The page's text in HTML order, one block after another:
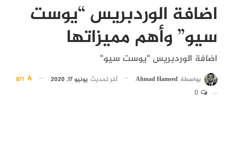
اضافة الوردبريس “يوست
سيو” وأهم مميزاتها
اضافة الوردبريس "يوست سيو"
بواسطة Ahmad Hameed آخر تحديث يونيو 17, 2020